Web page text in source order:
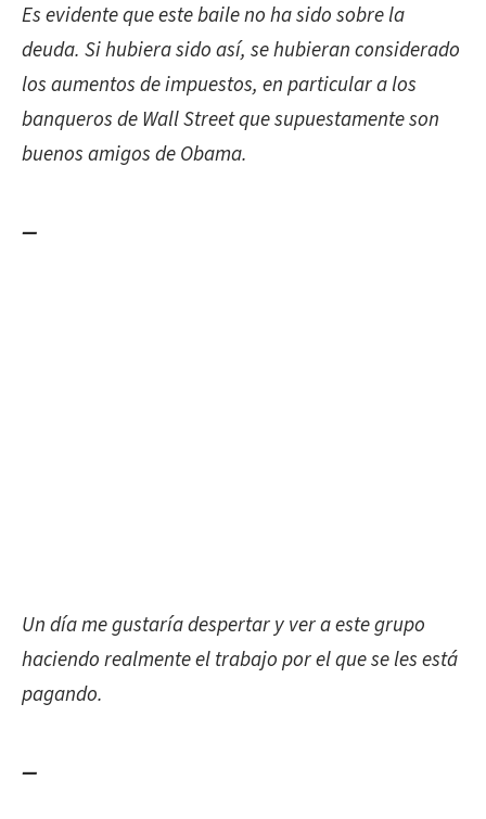
Es evidente queeste baile no ha sido sobre la
deuda. Si hubiera sido así, se hubieran considerado
los aumentos de impuestos, en particular a los
banqueros de Wall Street que supuestamente son
buenos amigos de Obama.
—
Un día me gustaría despertar y ver a este grupo
haciendo realmente el trabajo por el que se les está
pagando.
—